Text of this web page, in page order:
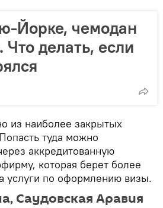
Йорке, чемодан
делать, если
из наиболее закрытых
туда можно
аккредитованную
которая берет более
услуги по оформлению визы.
Саудовская Аравия